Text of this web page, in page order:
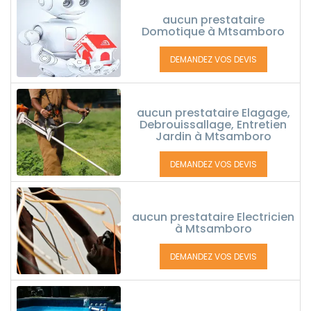
aucun prestataire
Domotique à Mtsamboro
DEMANDEZ VOS DEVIS
aucun prestataire Elagage,
Debrouissallage, Entretien
Jardin à Mtsamboro
DEMANDEZ VOS DEVIS
aucun prestataire Electricien
à Mtsamboro
DEMANDEZ VOS DEVIS